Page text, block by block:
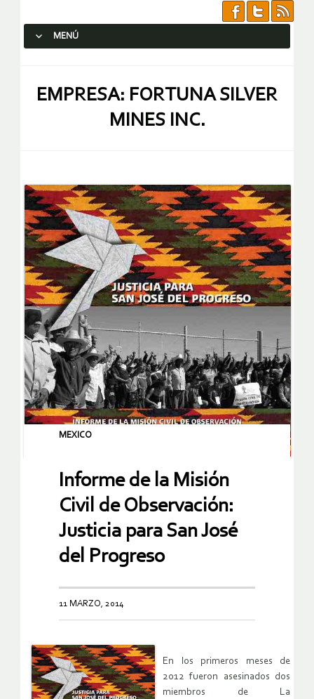
MENÚ
EMPRESA: FORTUNA SILVER
MINES INC.
MEXICO
Informe de la Misión
Civil de Observación:
Justicia para San José
del Progreso
11 MARZO, 2014
En los primeros meses de
2012 fueron asesinados dos
miembros de La